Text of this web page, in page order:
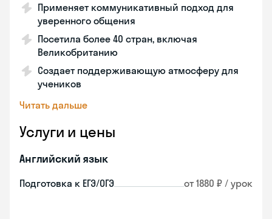
Применяет коммуникативный подход для
уверенного общения
Посетила более 40 стран, включая
Великобританию
Создает поддерживающую атмосферу для
учеников
Читать дальше
Услуги и цены
Английский язык
Подготовка к ЕГЭ/ОГЭ от 1880 ₽ / урок